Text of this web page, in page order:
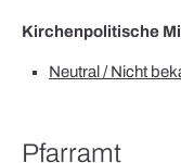
Kirchenpolitische
Neutral / Nicht
Pfarramt